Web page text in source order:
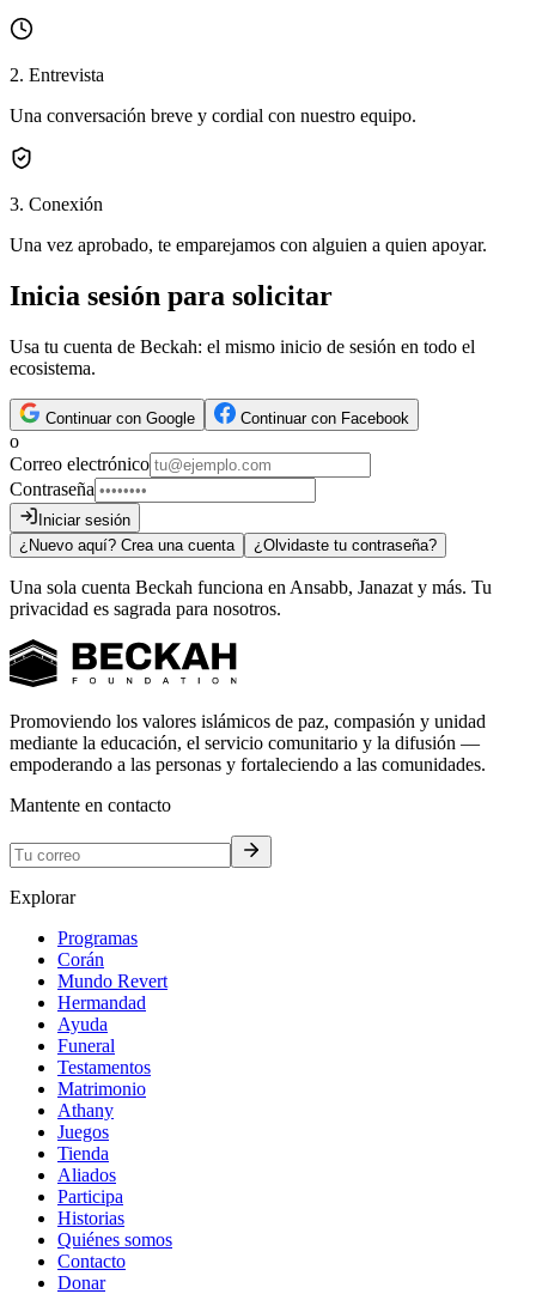
2. Entrevista
Una conversación breve y cordial con nuestro equipo.
3. Conexión
Una vez aprobado, te emparejamos con alguien a quien apoyar.
Inicia sesión para solicitar
Usa tu cuenta de Beckah: el mismo inicio de sesión en todo el
ecosistema.
Continuar con Google Continuar con Facebook
o
Correo electrónico
Contraseña
Iniciar sesión
¿Nuevo aquí? Crea una cuenta
¿Olvidaste tu contraseña?
Una sola cuenta Beckah funciona en Ansabb, Janazat y más. Tu
privacidad es sagrada para nosotros.
Promoviendo los valores islámicos de paz, compasión y unidad
mediante la educación, el servicio comunitario y la difusión —
empoderando a las personas y fortaleciendo a las comunidades.
Mantente en contacto
Explorar
Programas
Corán
Mundo Revert
Hermandad
Ayuda
Funeral
Testamentos
Matrimonio
Athany
Juegos
Tienda
Aliados
Participa
Historias
Quiénes somos
Contacto
Donar